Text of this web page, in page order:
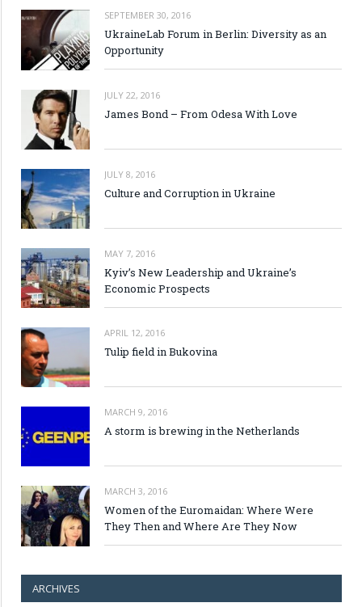
SEPTEMBER 30, 2016
UkraineLab Forum in Berlin: Diversity as an
Opportunity
JULY 22, 2016
James Bond – From Odesa With Love
JULY 8, 2016
Culture and Corruption in Ukraine
MAY 7, 2016
Kyiv’s New Leadership and Ukraine’s
Economic Prospects
APRIL 12, 2016
Tulip field in Bukovina
MARCH 9, 2016
A storm is brewing in the Netherlands
MARCH 3, 2016
Women of the Euromaidan: Where Were
They Then and Where Are They Now
ARCHIVES